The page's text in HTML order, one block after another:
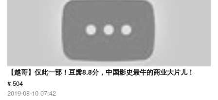
【越哥】仅此一部！豆瓣8.8分，中国影史最牛的商业大片儿！
# 504
2019-08-10 07:42